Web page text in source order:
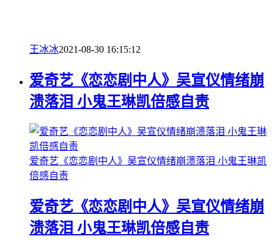
王冰冰2021-08-30 16:15:12
爱奇艺《恋恋剧中人》吴宣仪情绪崩
溃落泪 小鬼王琳凯倍感自责
爱奇艺《恋恋剧中人》吴宣仪情绪崩溃落泪 小鬼王琳凯
倍感自责
爱奇艺《恋恋剧中人》吴宣仪情绪崩
溃落泪 小鬼王琳凯倍感自责